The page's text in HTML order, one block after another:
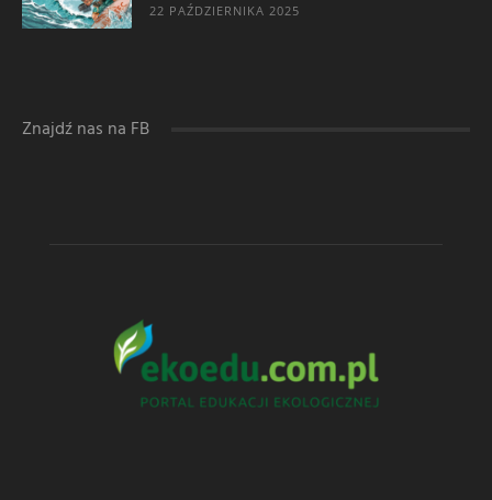
22 PAŹDZIERNIKA 2025
Znajdź nas na FB